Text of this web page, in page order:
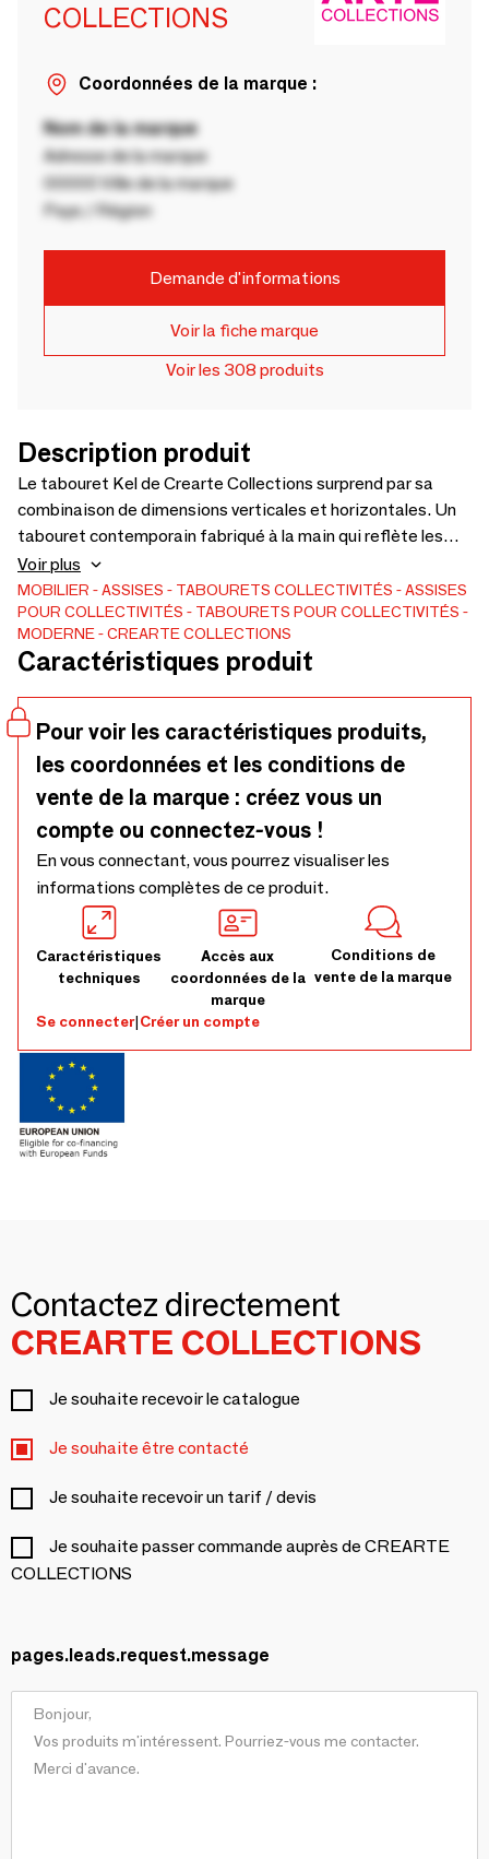
COLLECTIONS
Coordonnées de la marque :
Nom de la marque
Adresse de la marque
00000 Ville de la marque
Pays / Région
Demande d'informations
Voir la fiche marque
Voir les 308 produits
Description produit
Le tabouret Kel de Crearte Collections surprend par sa
combinaison de dimensions verticales et horizontales. Un
tabouret contemporain fabriqué à la main qui reflète les
canons actuels de la décoration d'intérieur. Un tabouret de
bar idéal pour transformer le style des projets résidentiels
et hôteliers. Notre travail à la main offre la possibilité de
créer cette pièce avec de nombreuses options de tissus, de
cuirs, de matériaux choisis par le client et de couleurs de
bois. Un véritable tabouret personnalisable de style
contemporain.
Voir plus
MOBILIER ASSISES TABOURETS COLLECTIVITÉS
ASSISES
POUR COLLECTIVITÉS
TABOURETS POUR COLLECTIVITÉS
MODERNE
CREARTE COLLECTIONS
Caractéristiques produit
Pour voir les caractéristiques produits,
les coordonnées et les conditions de
vente de la marque : créez vous un
compte ou connectez-vous !
En vous connectant, vous pourrez visualiser les
informations complètes de ce produit.
Caractéristiques
techniques
Accès aux
coordonnées de la
marque
Conditions de
vente de la marque
Se connecter|Créer un compte
Contactez directement
CREARTE COLLECTIONS
Je souhaite recevoir le catalogue
Je souhaite être contacté
Je souhaite recevoir un tarif / devis
Je souhaite passer commande auprès de CREARTE
COLLECTIONS
pages.leads.request.message